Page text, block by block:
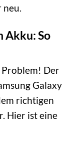
neu.
Akku: So
Problem! Der
Galaxy
richtigen
Hier ist eine